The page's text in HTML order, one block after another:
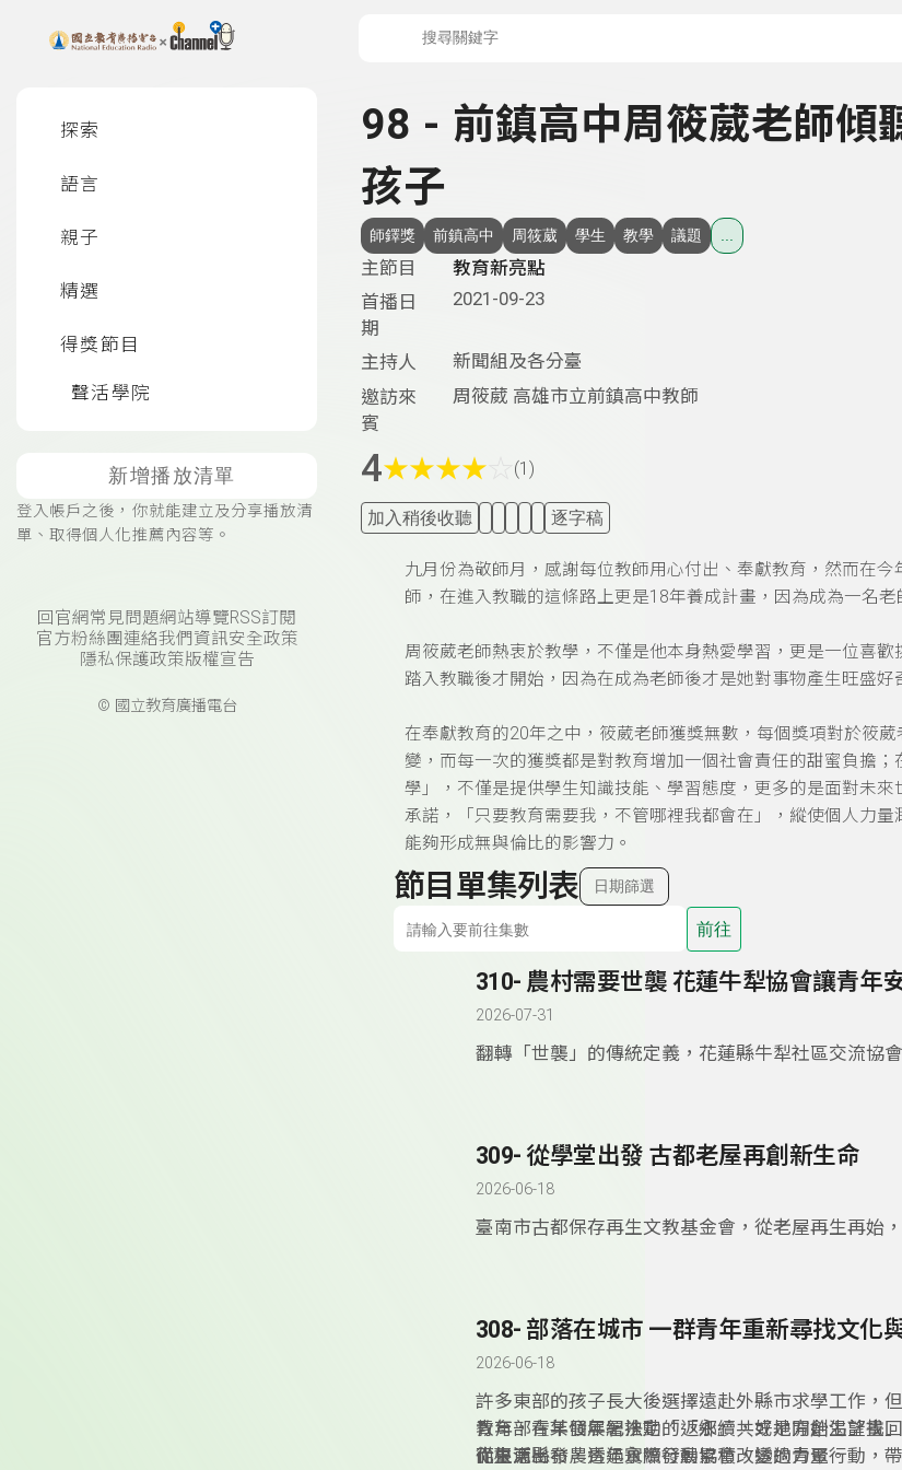
上方功能區塊
探索
語言
親子
精選
得獎節目
聲活學院
新增播放清單
登入帳戶之後，你就能建立及分享播放清
單、取得個人化推薦內容等。
回官網常見問題網站導覽RSS訂閱
官方粉絲團連絡我們 資訊安全政策
隱私保護政策版權宣告
© 國立教育廣播電台
98 - 前鎮高中周筱葳老師傾
孩子
師鐸獎 前鎮高中 周筱葳 學生 教學 議題
主節目
教育新亮點
首播日
期
2021-09-23
主持人
新聞組及各分臺
邀訪來
賓
周筱葳 高雄市立前鎮高中教師
4★★★★ (1)
加入稍後收聽 逐字稿
九月份為敬師月，感謝每位教師用心付出、奉獻教育，然而在
師，在進入教職的這條路上更是18年養成計畫，因為成為一名
周筱葳老師熱衷於教學，不僅是他本身熱愛學習，更是一位喜
踏入教職後才開始，因為在成為老師後才是她對事物產生旺盛好
在奉獻教育的20年之中，筱葳老師獲獎無數，每個獎項對於筱
變，而每一次的獲獎都是對教育增加一個社會責任的甜蜜負擔
學」，不僅是提供學生知識技能、學習態度，更多的是面對未
承諾，「只要教育需要我，不管哪裡我都會在」，縱使個人力
能夠形成無與倫比的影響力。
節目單集列表 日期篩選
前往
310- 農村需要世襲 花蓮牛犁協會讓青年
2026-07-31
翻轉「世襲」的傳統定義，花蓮縣牛犁社區交流協
309- 從學堂出發 古都老屋再創新生命
2026-06-18
臺南市古都保存再生文教基金會，從老屋再生再始
308- 部落在城市 一群青年重新尋找文化
2026-06-18
許多東部的孩子長大後選擇遠赴外縣市求學工作，
青年，在某個年紀決定「返鄉」，或是開始渴望找
化根源。
教育部青年發展署推動的「永續共好地方創生計畫
從生活出發，透過實際行動累積改變的力量。
而臺東縣布農青年永續發展協會，透過青聚行動，